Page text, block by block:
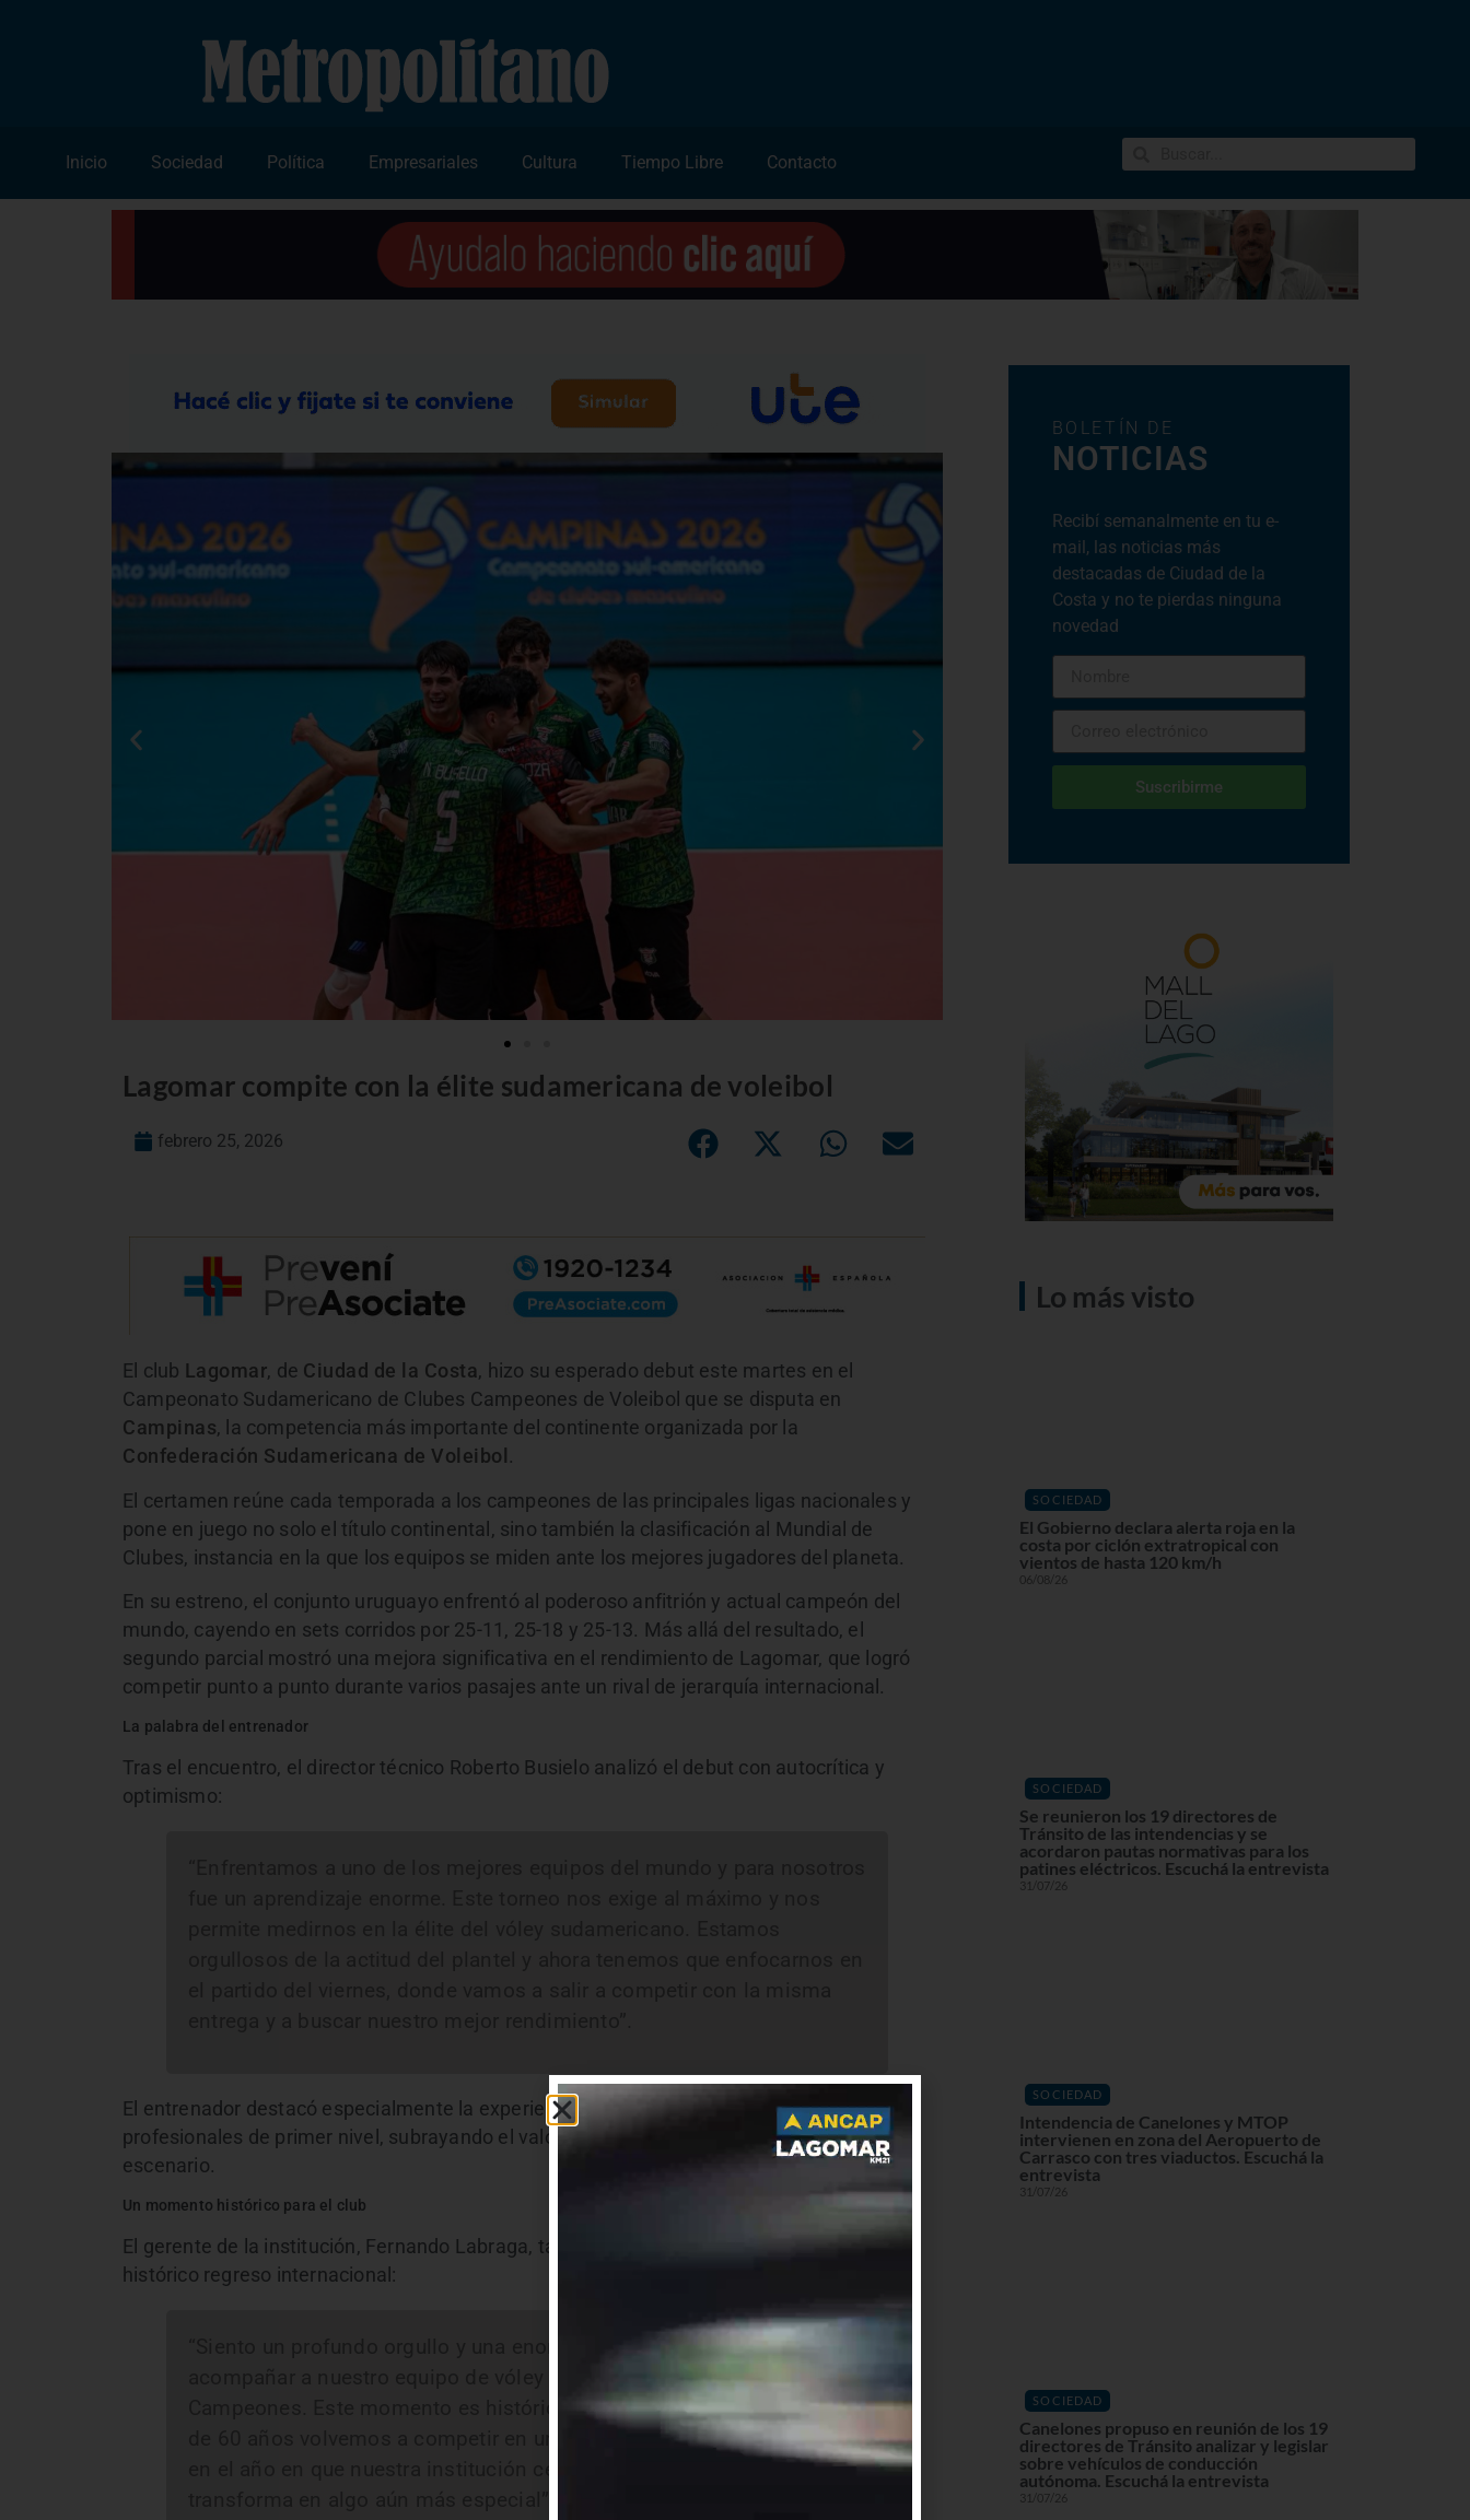
Inicio Sociedad Política Empresariales Cultura Tiempo Libre Contacto
Lagomar compite con la élite sudamericana de voleibol
febrero 25, 2026
El club Lagomar, de Ciudad de la Costa, hizo su esperado debut este martes en el
Campeonato Sudamericano de Clubes Campeones de Voleibol que se disputa en
Campinas, la competencia más importante del continente organizada por la
Confederación Sudamericana de Voleibol .
El certamen reúne cada temporada a los campeones de las principales ligas nacionales y
pone en juego no solo el título continental, sino también la clasificación al Mundial de
Clubes, instancia en la que los equipos se miden ante los mejores jugadores del planeta.
En su estreno, el conjunto uruguayo enfrentó al poderoso anfitrión y actual campeón del
mundo, cayendo en sets corridos por 25-11, 25-18 y 25-13. Más allá del resultado, el
segundo parcial mostró una mejora significativa en el rendimiento de Lagomar, que logró
competir punto a punto durante varios pasajes ante un rival de jerarquía internacional.
La palabra del entrenador
Tras el encuentro, el director técnico Roberto Busielo analizó el debut con autocrítica y
optimismo:
El entrenador destacó especialmente la experiencia de medirse ante jugadores
profesionales de primer nivel, subrayando el valor formativo que implica competir en este
escenario.
Un momento histórico para el club
El gerente de la institución, Fernando Labraga, también expresó su emoción tras el
histórico regreso internacional:
“Siento un profundo orgullo y una enorme emoción por poder
acompañar a nuestro equipo de vóley en el Sudamericano de
Campeones. Este momento es histórico para todos nosotros: después
de 60 años volvemos a competir en un torneo sudamericano, y hacerlo
en el año en que nuestra institución celebra sus 70 años de vida lo
BOLETÍN DE
NOTICIAS
Recibí semanalmente en tu e-
mail, las noticias más
destacadas de Ciudad de la
Costa y no te pierdas ninguna
novedad
Suscribirme
Lo más visto
SOCIEDAD
El Gobierno declara alerta roja en la
costa por ciclón extratropical con
vientos de hasta 120 km/h
06/08/26
SOCIEDAD
Se reunieron los 19 directores de
Tránsito de las intendencias y se
acordaron pautas normativas para los
patines eléctricos. Escuchá la entrevista
31/07/26
SOCIEDAD
Intendencia de Canelones y MTOP
intervienen en zona del Aeropuerto de
Carrasco con tres viaductos. Escuchá la
entrevista
31/07/26
SOCIEDAD
Canelones propuso en reunión de los 19
directores de Tránsito analizar y legislar
sobre vehículos de conducción
autónoma. Escuchá la entrevista
31/07/26